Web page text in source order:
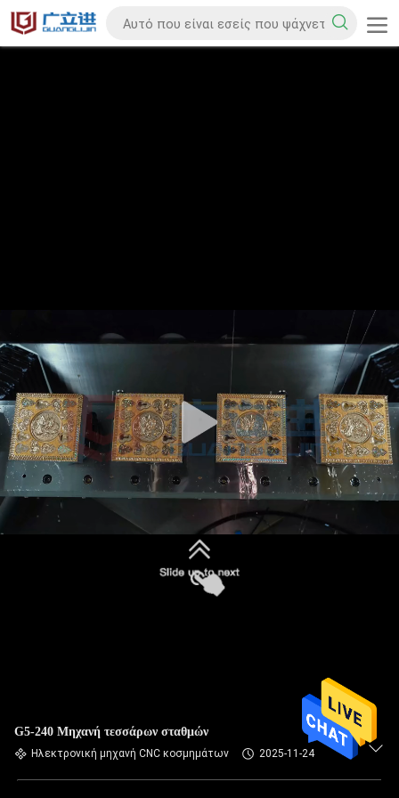
G5-240 Μηχανή τεσσάρων σταθμών
Ηλεκτρονική μηχανή CNC κοσμημάτων 2025-11-24